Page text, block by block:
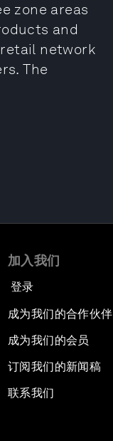
zone areas
and
network
The
加入我们
登录
成为我们的合作伙伴
成为我们的会员
订阅我们的新闻稿
联系我们